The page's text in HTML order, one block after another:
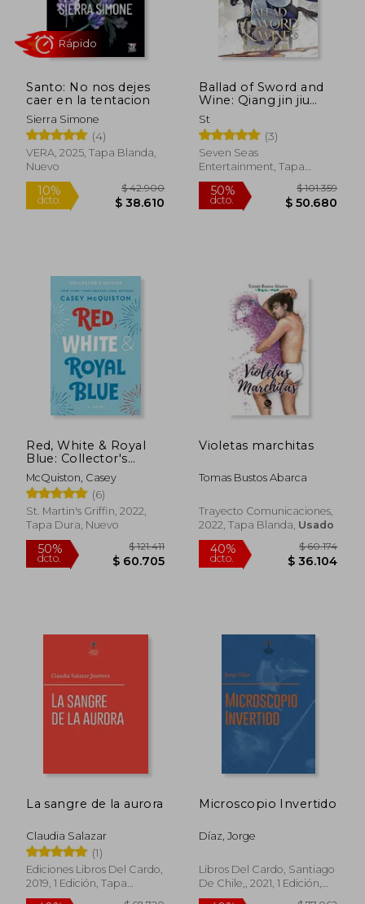
50%
dcto. $ 57.644
10%
dcto.
Santo: No nos dejes
caer en la tentacion
Sierra Simone
(4)
VERA, 2025, Tapa Blanda,
Nuevo
10%
dcto. $ 38.610
Rápido
Ballad of Sword and
Wine: Qiang jin jiu
(Novel) Vol. 3 (Ballad
of Sword and Wine:
Qiang jin jiu (Novel)
(en Inglés)
St
(3)
Seven Seas
Entertainment, Tapa
Blanda, Nuevo
50%
dcto.
$
$
Red, White & Royal
Blue: Collector's
Edition: A Novel (en
Inglés)
McQuiston, Casey
(6)
St. Martin's Griffin, 2022,
Tapa Dura, Nuevo
Violetas marchitas
Tomas Bustos Abarca
Trayecto Comunicaciones,
2022, Tapa Blanda, Usado
La sangre de la aurora
Claudia Salazar
(1)
Ediciones Libros Del Cardo,
2019, 1 Edición, Tapa
Blanda, Nuevo
Microscopio Invertido
Díaz, Jorge
Libros Del Cardo, Santiago
De Chile,, 2021, 1 Edición,
Tapa Blanda, Nuevo